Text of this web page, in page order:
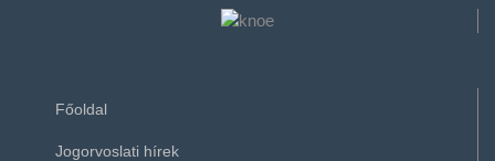
Főoldal
Jogorvoslati hírek